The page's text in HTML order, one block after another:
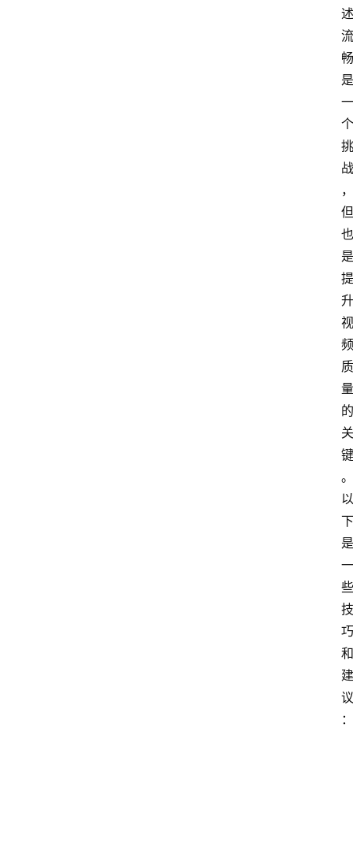
述
流
畅
是
一
个
挑
战
，
但
也
是
提
升
视
频
质
量
的
关
键
。
以
下
是
一
些
技
巧
和
建
议
：